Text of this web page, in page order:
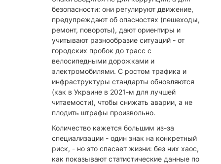
безопасности: они регулируют движение,
предупреждают об опасностях (пешеходы,
ремонт, повороты), дают ориентиры и
учитывают разнообразие ситуаций - от
городских пробок до трасс с
велосипедными дорожками и
электромобилями. С ростом трафика и
инфраструктуры стандарты обновляются
(как в Украине в 2021-м для лучшей
читаемости), чтобы снижать аварии, а не
плодить штрафы произвольно.
​Количество кажется большим из-за
специализации - один знак на конкретный
риск, - но это спасает жизни: без них хаос,
как показывают статистические данные по